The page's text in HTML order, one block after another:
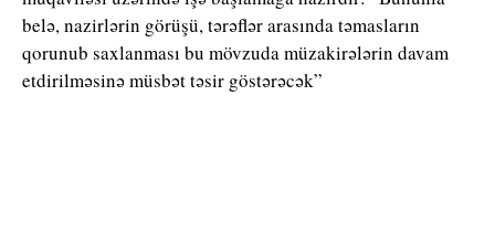
belə, nazirlərin görüşü, tərəflər arasında təmasların
qorunub saxlanması bu mövzuda müzakirələrin davam
etdirilməsinə müsbət təsir göstərəcək”